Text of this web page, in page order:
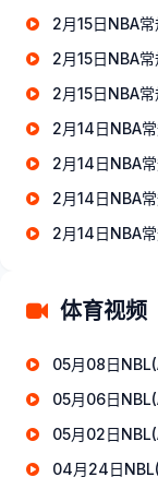
2月15日NBA
2月15日NBA
2月15日NBA
2月14日NBA
2月14日NBA
2月14日NBA
2月14日NBA
体育视频
05月08日
05月06日
05月02日
04月24日